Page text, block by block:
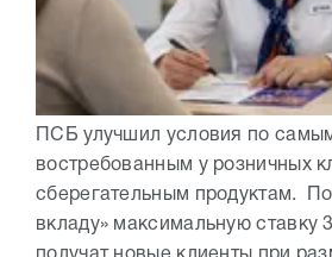
ПСБ улучшил условия по
востребованным у розничных
сберегательным продуктам.
вкладу» максимальную ставку